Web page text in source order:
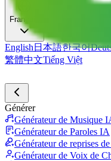
Français
English 日本語한국어
繁體中文Tiếng Việt
Générer
Générateur de Musique
Générateur de Paroles IA
Générateur de reprises
Générateur de Voix de